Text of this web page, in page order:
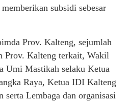
subsidi sebesar
Prov. Kalteng, sejumlah
Prov. Kalteng terkait, Wakil
Umi Mastikah selaku Ketua
Raya, Ketua IDI Kalteng
Lembaga dan organisasi